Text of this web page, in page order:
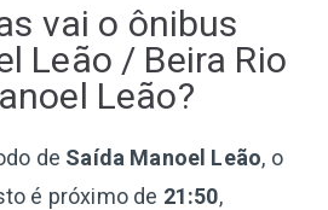
vai o ônibus
Leão / Beira Rio
Leão?
de Saída Manoel Leão, o
é próximo de 21:50,